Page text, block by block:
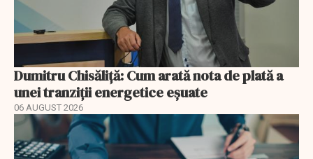
Dumitru Chisăliță: Cum arată nota de plată a
unei tranziții energetice eșuate
06 AUGUST 2026